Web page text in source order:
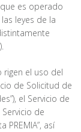
es operado
leyes de la
rigen el uso del
de Solicitud de
el Servicio de
Servicio de
PREMIA”, así